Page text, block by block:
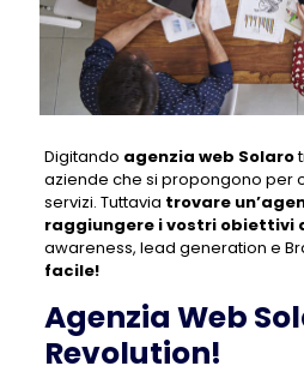
Digitando agenzia web Solaro
aziende che si propongono per
servizi. Tuttavia trovare
raggiungere i vostri obiettivi
awareness, lead generation e
facile!
Agenzia Web
Revolution!